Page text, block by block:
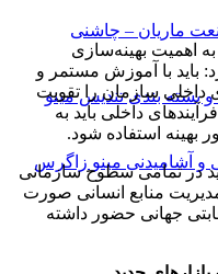
ماریان – چاشنی
بندی تندیس مینو
و آشامیدنی مینو زاگرس
اهمیت بهینه‌سازی
باید با آموزش مستمر و
داخلی سازمان را تقویت
داخلی باید به
بهینه استفاده شود.
در تمامی سطوح سازمانی
منابع انسانی صورت
جهانی حضور داشته